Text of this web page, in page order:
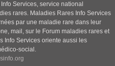
Services, service national
rares. Maladies Rares Info Services
par une maladie rare dans leur
mail, sur le Forum maladies rares et
Info Services oriente aussi les
social.